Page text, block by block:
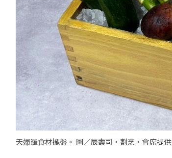
天婦羅食材擺盤。 圖／辰壽司‧割烹‧會席提供